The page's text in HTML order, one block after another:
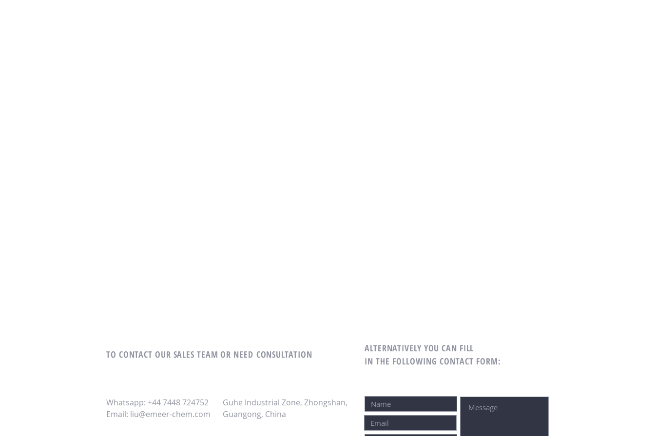
TO CONTACT OUR SALES TEAM OR NEED CONSULTATION
ALTERNATIVELY YOU CAN FILL
IN THE FOLLOWING CONTACT FORM:
Whatsapp: +44 7448 724752
Email: liu@emeer-chem.com
Guhe Industrial Zone, Zhongshan,
Guangong, China